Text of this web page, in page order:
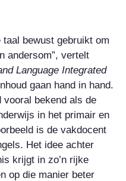
taal bewust gebruikt om
andersom”, vertelt
Language Integrated
gaan hand in hand.
vooral bekend als de
in het primair en
is de vakdocent
Het idee achter
krijgt in zo’n rijke
op die manier beter